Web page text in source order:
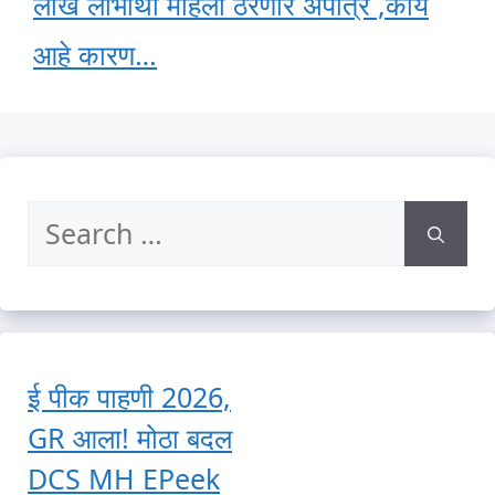
आहे कारण…
Search
ई पीक पाहणी 2026,
GR आला! मोठा बदल
DCS MH EPeek